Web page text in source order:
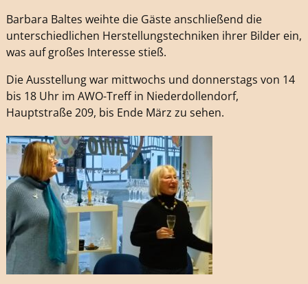
Barbara Baltes weihte die Gäste anschließend die
unterschiedlichen Herstellungstechniken ihrer Bilder ein,
was auf großes Interesse stieß.
Die Ausstellung war mittwochs und donnerstags von 14
bis 18 Uhr im AWO-Treff in Niederdollendorf,
Hauptstraße 209, bis Ende März zu sehen.